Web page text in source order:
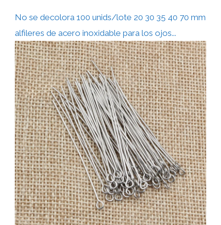
No se decolora 100 unids/lote 20 30 35 40 70 mm
alfileres de acero inoxidable para los ojos...